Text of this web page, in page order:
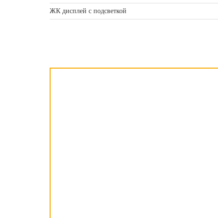
ЖК дисплей с подсветкой